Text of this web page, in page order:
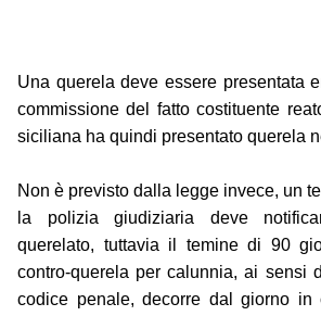
Una querela deve essere presentata
commissione del fatto costituente
siciliana ha quindi presentato querela
Non è previsto dalla legge invece, un
la polizia giudiziaria deve
querelato, tuttavia il temine di 90
contro-querela per calunnia, ai sensi
codice penale, decorre dal giorno